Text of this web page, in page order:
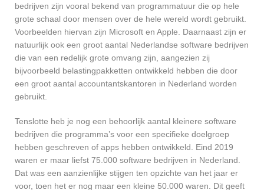
bedrijven zijn vooral bekend van programmatuur die op hele
grote schaal door mensen over de hele wereld wordt gebruikt.
Voorbeelden hiervan zijn Microsoft en Apple. Daarnaast zijn er
natuurlijk ook een groot aantal Nederlandse software bedrijven
die van een redelijk grote omvang zijn, aangezien zij
bijvoorbeeld belastingpakketten ontwikkeld hebben die door
een groot aantal accountantskantoren in Nederland worden
gebruikt.
Tenslotte heb je nog een behoorlijk aantal kleinere software
bedrijven die programma’s voor een specifieke doelgroep
hebben geschreven of apps hebben ontwikkeld. Eind 2019
waren er maar liefst 75.000 software bedrijven in Nederland.
Dat was een aanzienlijke stijgen ten opzichte van het jaar er
voor, toen het er nog maar een kleine 50.000 waren. Dit geeft